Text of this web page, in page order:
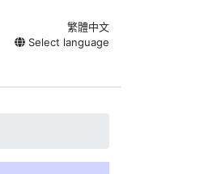
繁體中文
Select language